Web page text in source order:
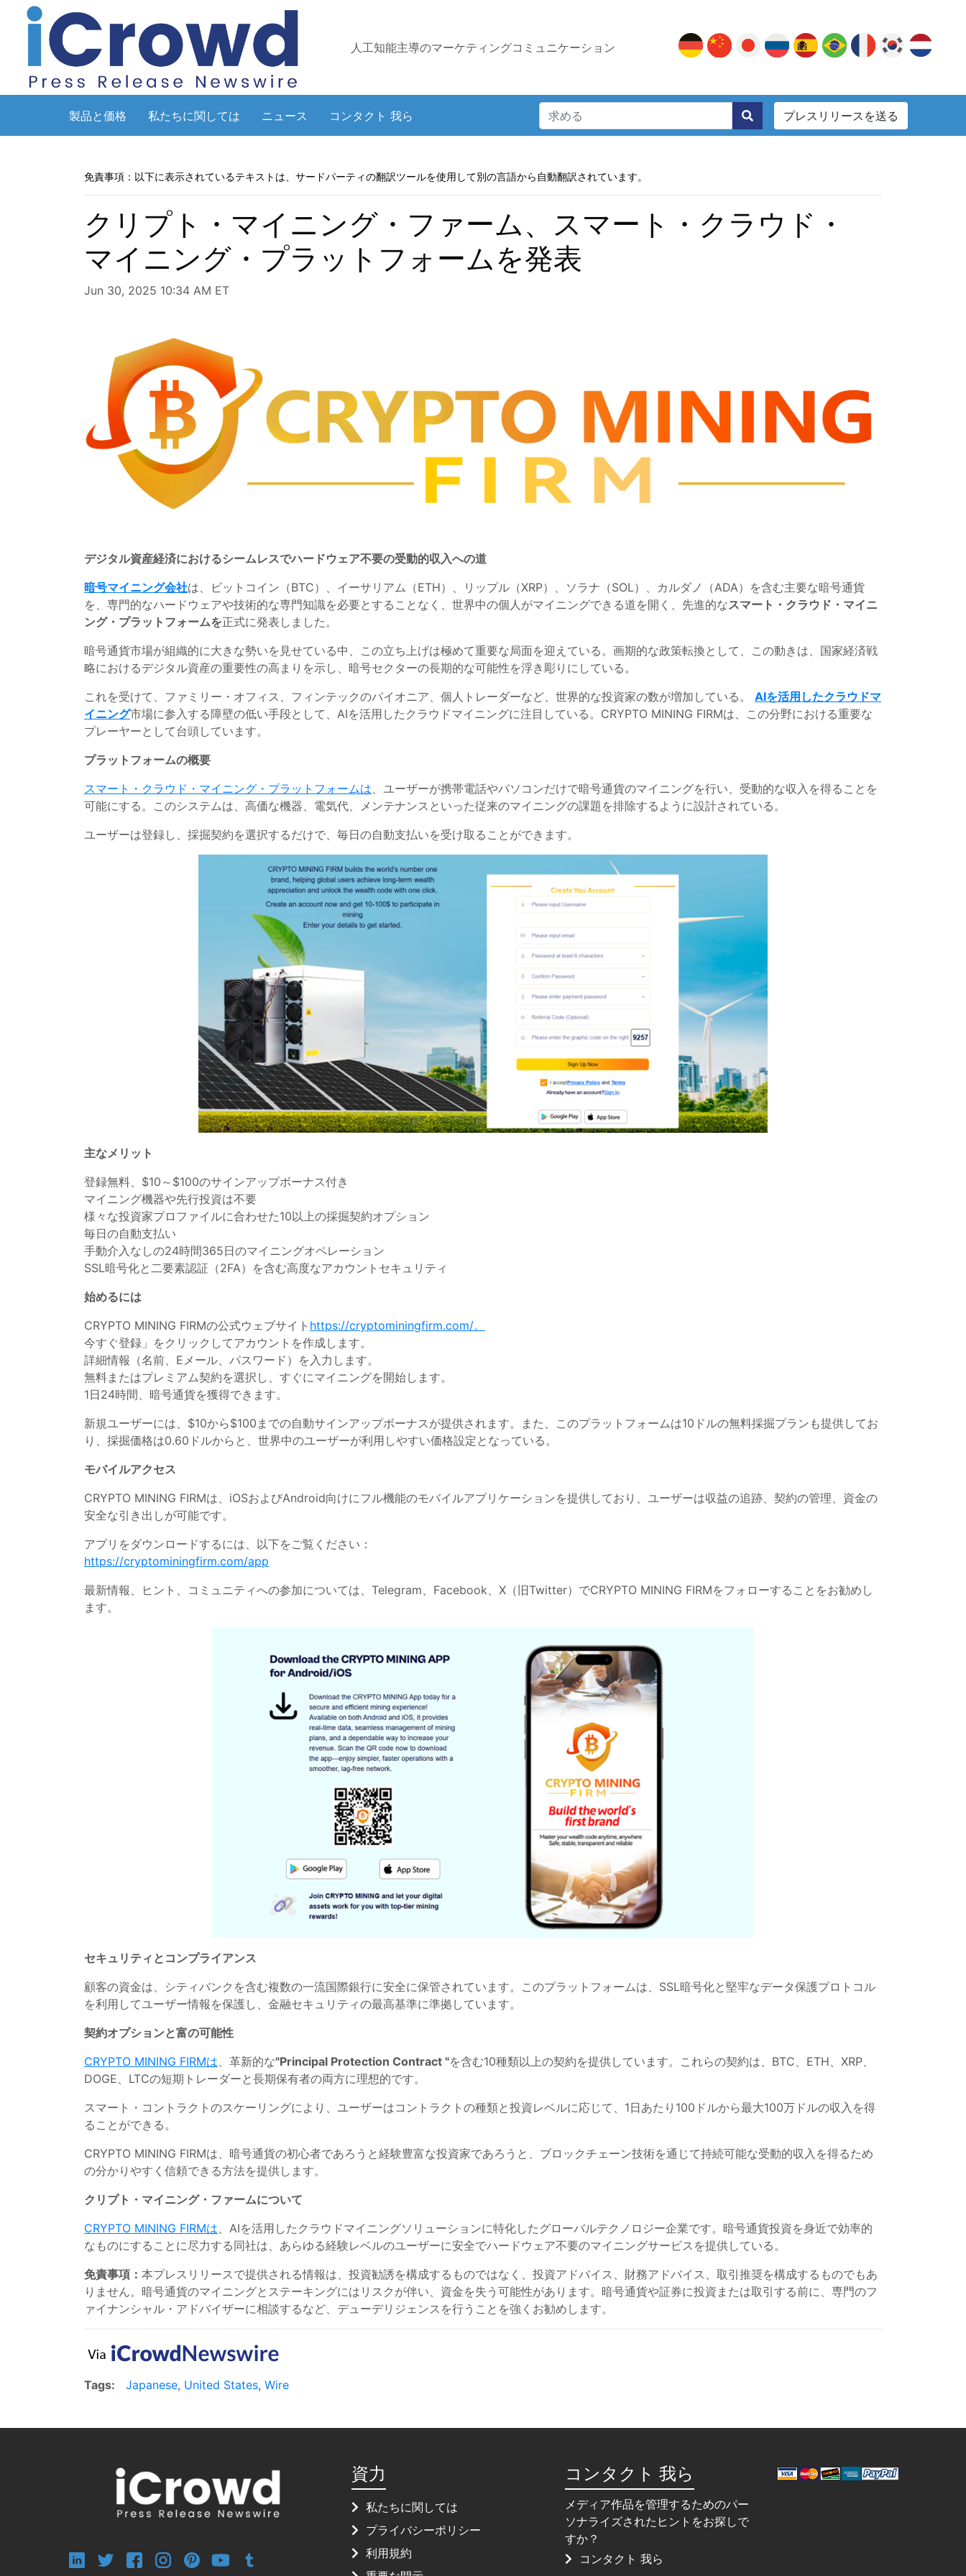
人工知能主導のマーケティングコミュニケーション
製品と価格 私たちに関しては ニュース コンタクト 我ら プレスリリースを送る
免責事項：以下に表示されているテキストは、サードパーティの翻訳ツールを使用して別の言語から自動翻訳されています。
クリプト・マイニング・ファーム、スマート・クラウド・
マイニング・プラットフォームを発表
Jun 30, 2025 10:34 AM ET
デジタル資産経済におけるシームレスでハードウェア不要の受動的収入への道
暗号マイニング会社は、ビットコイン（BTC）、イーサリアム（ETH）、リップル（XRP）、ソラナ（SOL）、カルダノ（ADA）を含む主要な暗号通貨
を、専門的なハードウェアや技術的な専門知識を必要とすることなく、世界中の個人がマイニングできる道を開く、先進的なスマート・クラウド・マイニ
ング・プラットフォームを正式に発表しました。
暗号通貨市場が組織的に大きな勢いを見せている中、この立ち上げは極めて重要な局面を迎えている。画期的な政策転換として、この動きは、国家経済戦
略におけるデジタル資産の重要性の高まりを示し、暗号セクターの長期的な可能性を浮き彫りにしている。
これを受けて、ファミリー・オフィス、フィンテックのパイオニア、個人トレーダーなど、世界的な投資家の数が増加している。 AIを活用したクラウドマ
イニング市場に参入する障壁の低い手段として、AIを活用したクラウドマイニングに注目している。CRYPTO MINING FIRMは、この分野における重要な
プレーヤーとして台頭しています。
プラットフォームの概要
スマート・クラウド・マイニング・プラットフォームは 、ユーザーが携帯電話やパソコンだけで暗号通貨のマイニングを行い、受動的な収入を得ることを
可能にする。このシステムは、高価な機器、電気代、メンテナンスといった従来のマイニングの課題を排除するように設計されている。
ユーザーは登録し、採掘契約を選択するだけで、毎日の自動支払いを受け取ることができます。
主なメリット
登録無料、$10～$100のサインアップボーナス付き
マイニング機器や先行投資は不要
様々な投資家プロファイルに合わせた10以上の採掘契約オプション
毎日の自動支払い
手動介入なしの24時間365日のマイニングオペレーション
SSL暗号化と二要素認証（2FA）を含む高度なアカウントセキュリティ
始めるには
CRYPTO MINING FIRMの公式ウェブサイト https://cryptominingfirm.com/。
今すぐ登録」をクリックしてアカウントを作成します。
詳細情報（名前、Eメール、パスワード）を入力します。
無料またはプレミアム契約を選択し、すぐにマイニングを開始します。
1日24時間、暗号通貨を獲得できます。
新規ユーザーには、$10から$100までの自動サインアップボーナスが提供されます。また、このプラットフォームは10ドルの無料採掘プランも提供してお
り、採掘価格は0.60ドルからと、世界中のユーザーが利用しやすい価格設定となっている。
モバイルアクセス
CRYPTO MINING FIRMは、iOSおよびAndroid向けにフル機能のモバイルアプリケーションを提供しており、ユーザーは収益の追跡、契約の管理、資金の
安全な引き出しが可能です。
アプリをダウンロードするには、以下をご覧ください：
https://cryptominingfirm.com/app
最新情報、ヒント、コミュニティへの参加については、Telegram、Facebook、X（旧Twitter）でCRYPTO MINING FIRMをフォローすることをお勧めし
ます。
セキュリティとコンプライアンス
顧客の資金は、シティバンクを含む複数の一流国際銀行に安全に保管されています。このプラットフォームは、SSL暗号化と堅牢なデータ保護プロトコル
を利用してユーザー情報を保護し、金融セキュリティの最高基準に準拠しています。
契約オプションと富の可能性
CRYPTO MINING FIRMは 、革新的な"Principal Protection Contract "を含む10種類以上の契約を提供しています。これらの契約は、BTC、ETH、XRP、
DOGE、LTCの短期トレーダーと長期保有者の両方に理想的です。
スマート・コントラクトのスケーリングにより、ユーザーはコントラクトの種類と投資レベルに応じて、1日あたり100ドルから最大100万ドルの収入を得
ることができる。
CRYPTO MINING FIRMは、暗号通貨の初心者であろうと経験豊富な投資家であろうと、ブロックチェーン技術を通じて持続可能な受動的収入を得るため
の分かりやすく信頼できる方法を提供します。
クリプト・マイニング・ファームについて
CRYPTO MINING FIRMは 、AIを活用したクラウドマイニングソリューションに特化したグローバルテクノロジー企業です。暗号通貨投資を身近で効率的
なものにすることに尽力する同社は、あらゆる経験レベルのユーザーに安全でハードウェア不要のマイニングサービスを提供している。
免責事項： 本プレスリリースで提供される情報は、投資勧誘を構成するものではなく、投資アドバイス、財務アドバイス、取引推奨を構成するものでもあ
りません。暗号通貨のマイニングとステーキングにはリスクが伴い、資金を失う可能性があります。暗号通貨や証券に投資または取引する前に、専門のフ
ァイナンシャル・アドバイザーに相談するなど、デューデリジェンスを行うことを強くお勧めします。
Tags: Japanese, United States, Wire
資力
私たちに関しては
プライバシーポリシー
利用規約
コンタクト 我ら
メディア作品を管理するためのパー
ソナライズされたヒントをお探しで
すか？
コンタクト 我ら